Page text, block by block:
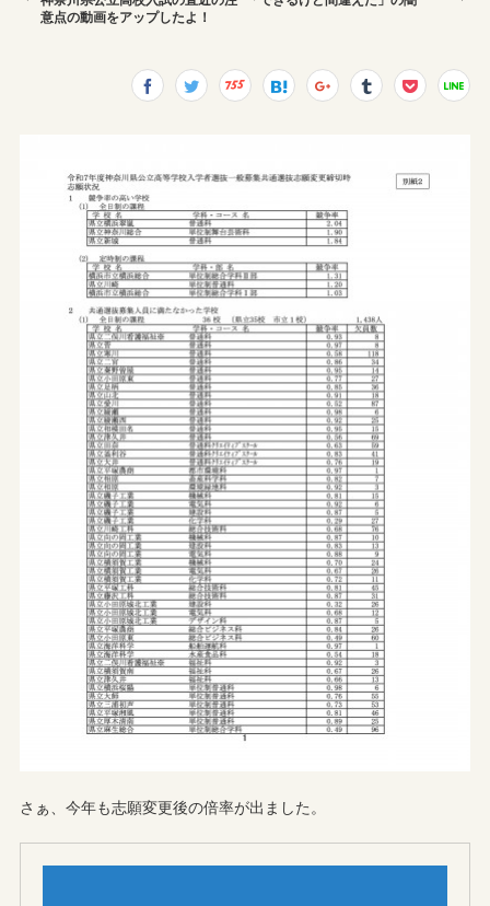
意点の動画をアップしたよ！
さぁ、今年も志願変更後の倍率が出ました。